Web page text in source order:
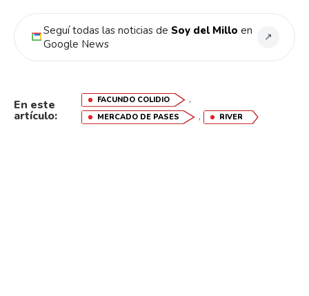
Seguí todas las noticias de Soy del Millo en
Google News
↗
En este
artículo:
FACUNDO COLIDIO ,
MERCADO DE PASES , RIVER